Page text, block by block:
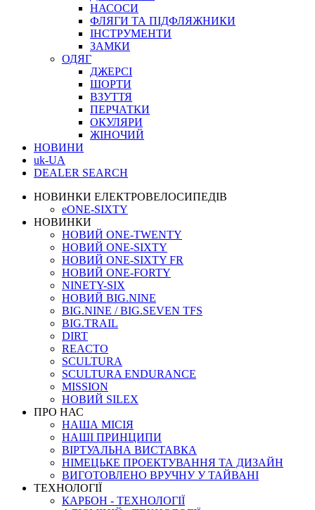
НАСОСИ
ФЛЯГИ ТА ПІДФЛЯЖНИКИ
ІНСТРУМЕНТИ
ЗАМКИ
ОДЯГ
ДЖЕРСІ
ШОРТИ
ВЗУТТЯ
ПЕРЧАТКИ
ОКУЛЯРИ
ЖІНОЧИЙ
НОВИНИ
uk-UA
DEALER SEARCH
НОВИНКИ ЕЛЕКТРОВЕЛОСИПЕДІВ
eONE-SIXTY
НОВИНКИ
НОВИЙ ONE-TWENTY
НОВИЙ ONE-SIXTY
НОВИЙ ONE-SIXTY FR
НОВИЙ ONE-FORTY
NINETY-SIX
НОВИЙ BIG.NINE
BIG.NINE / BIG.SEVEN TFS
BIG.TRAIL
DIRT
REACTO
SCULTURA
SCULTURA ENDURANCE
MISSION
НОВИЙ SILEX
ПРО НАС
НАША МICIЯ
НАШI ПРИНЦИПИ
ВIРТУАЛЬНА ВИСТАВКА
НІМЕЦЬКЕ ПРОЕКТУВАННЯ ТА ДИЗАЙН
ВИГОТОВЛЕНО ВРУЧНУ У ТАЙВАНІ
ТЕХНОЛОГІЇ
КАРБОН - ТЕХНОЛОГІЇ